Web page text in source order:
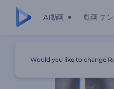
AI動画 動画 テ
Would you like to change